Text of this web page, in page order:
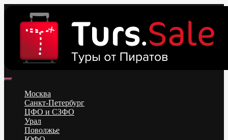
content
Низкие цены на путевки 3-7-10 ночей все включено, отдых на
море. Распродажа экскурсионных и горнолыжных туров.
Обновление каждый день. Официальный сайт Тур Сейл
Москва
Санкт-Петербург
ЦФО и СЗФО
Урал
Поволжье